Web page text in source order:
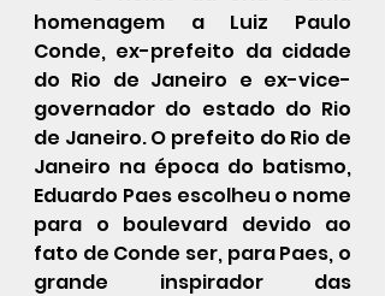
homenagem a Luiz Paulo
Conde, ex-prefeito da cidade
do Rio de Janeiro e ex-vice-
governador do estado do Rio
de Janeiro. O prefeito do Rio de
Janeiro
Eduardo Paes escolheu o nome
para o boulevard devido ao
fato de Conde ser, para Paes, o